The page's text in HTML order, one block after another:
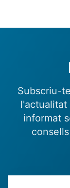
Subscriu-
informat